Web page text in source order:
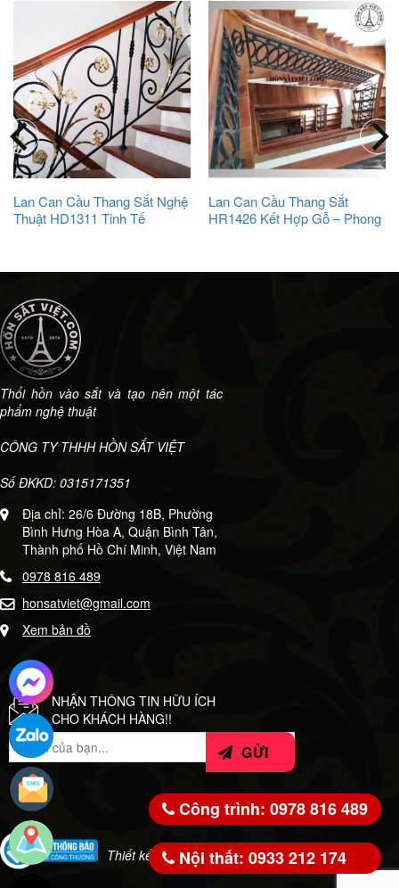
Lan Can Cầu Thang Sắt Nghệ
Thuật HD1311 Tinh Tế
Lan Can Cầu Thang Sắt
HR1426 Kết Hợp Gỗ – Phong
Thổi hồn vào sắt và tạo nên một tác
phẩm nghệ thuật
CÔNG TY THHH HỒN SẮT VIỆT
Số ĐKKD: 0315171351
Địa chỉ: 26/6 Đường 18B, Phường
Bình Hưng Hòa A, Quận Bình Tân,
Thành phố Hồ Chí Minh, Việt Nam
0978 816 489
honsatviet@gmail.com
Xem bản đồ
NHẬN THÔNG TIN HỮU ÍCH
CHO KHÁCH HÀNG!!
Thiết kế bởi: WeSoft.VN
Công trình: 0978 816 489
Nội thất: 0933 212 174